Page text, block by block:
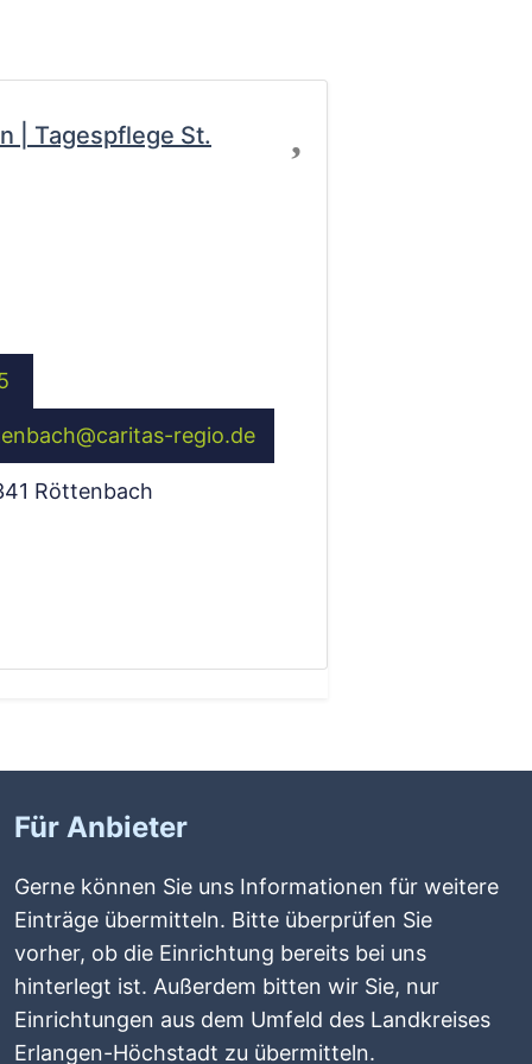
| Tagespflege St.
@caritas-regio.de
Röttenbach
Für Anbieter
Gerne können Sie uns Informationen für weitere
Einträge übermitteln. Bitte überprüfen Sie
vorher, ob die Einrichtung bereits bei uns
hinterlegt ist. Außerdem bitten wir Sie, nur
Einrichtungen aus dem Umfeld des Landkreises
Erlangen-Höchstadt zu übermitteln.